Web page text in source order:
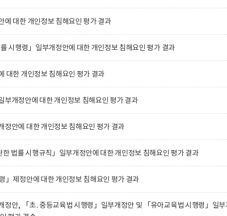
에 대한 개인정보 침해요인 평가 결과
시행령」일부개정안에 대한 개인정보 침해요인 평가 결과
대한 개인정보 침해요인 평가 결과
부개정안에 대한 개인정보 침해요인 평가 결과
정안에 대한 개인정보 침해요인 평가 결과
한 법률 시행규칙」일부개정안에 대한 개인정보 침해요인 평가 결과
」제정안에 대한 개인정보 침해요인 평가 결과
정안, 「초․중등교육법 시행령」일부개정안 및 「유아교육법 시행령」일부